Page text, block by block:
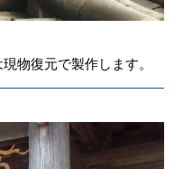
物復元で製作します。